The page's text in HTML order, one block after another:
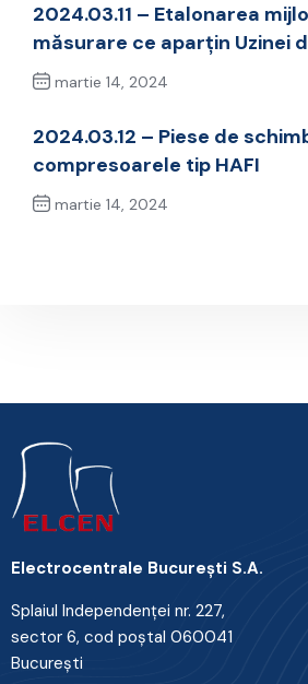
2024.03.11 – Etalonarea
măsurare ce aparțin Uzinei
martie 14, 2024
2024.03.12 – Piese de
compresoarele tip HAFI
martie 14, 2024
Electrocentrale Bucureşti S.A.
Splaiul Independenţei nr. 227,
sector 6, cod poştal 060041
Bucureşti